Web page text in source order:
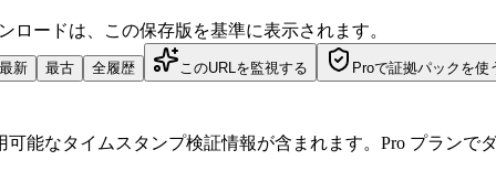
ロードは、この保存版を基準に表示されます。
最新 最古 全履歴 このURLを監視する Proで証拠パックを使
能なタイムスタンプ検証情報が含まれます。Pro プランで